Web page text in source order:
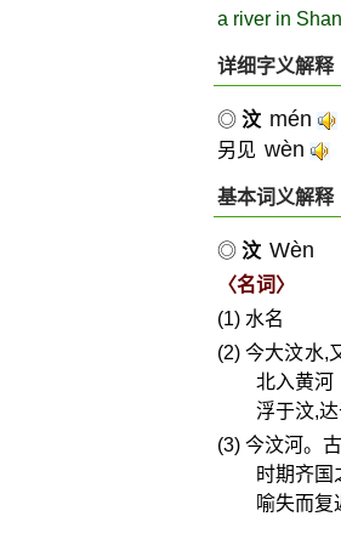
a river in
详细字义解释
◎ 汶 mén
另见 wèn
基本词义解释
◎ 汶 Wèn
〈名词〉
(1) 水名
(2) 今大汶水,
北入黄河
浮于汶,
(3) 今汶河。
时期齐
喻失而复